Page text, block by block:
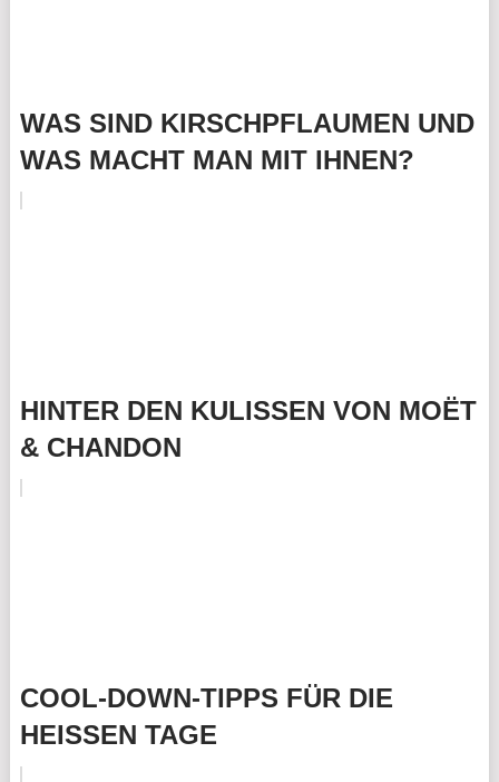
WAS SIND KIRSCHPFLAUMEN UND
WAS MACHT MAN MIT IHNEN?
HINTER DEN KULISSEN VON MOËT
& CHANDON
COOL-DOWN-TIPPS FÜR DIE
HEISSEN TAGE